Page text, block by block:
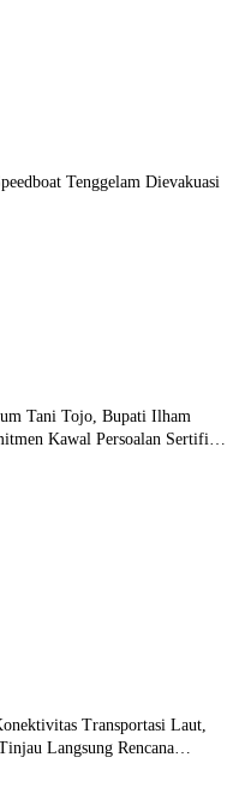
Tenggelam Dievakuasi
Tani Tojo, Bupati Ilham
Kawal Persoalan Sertifikat
Transportasi Laut,
Langsung Rencana
Lebiti